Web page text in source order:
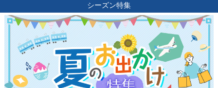
シーズン特集